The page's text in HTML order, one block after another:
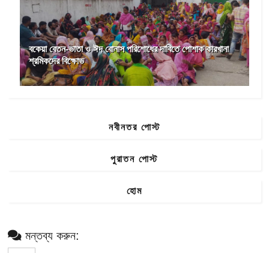
বকেয়া বেতন-ভাতা ও ঈদ বোনাস পরিশোধের দাবিতে পোশাক কারখানা
শ্রমিকদের বিক্ষোভ
নবীনতর পোস্ট
পুরাতন পোস্ট
হোম
মন্তব্য করুন: